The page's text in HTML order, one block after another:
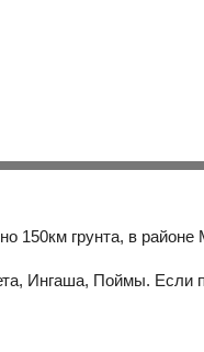
150км грунта, в
Ингаша, Поймы.